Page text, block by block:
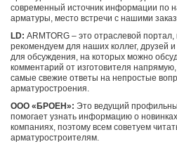
современный источник информации по
арматуры, место встречи с нашими
LD: ARMTORG – это отраслевой
рекомендуем для наших коллег, друзей
для обсуждения, на которых можно
комментарий от изготовителя
самые свежие ответы на непростые
арматуростроения.
ООО «БРОЕН»: Это ведущий
помогает узнать информацию о
компаниях, поэтому всем советуем
арматуростроителям.